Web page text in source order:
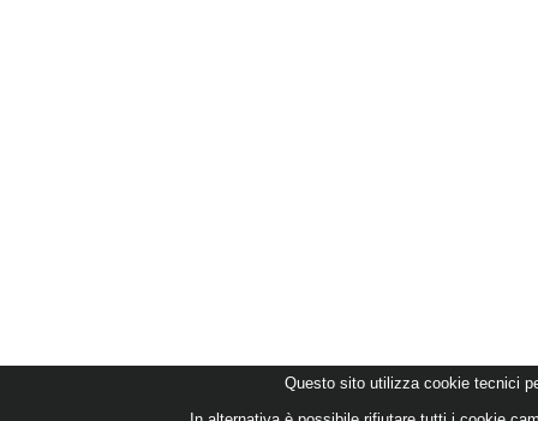
Questo sito utilizza cookie tecnici